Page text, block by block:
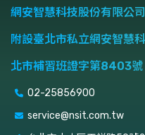
網安智慧科技股份有限公司
附設臺北市私立網安智慧
北市補習班證字第8403號
02-25856900
service@nsit.com.tw